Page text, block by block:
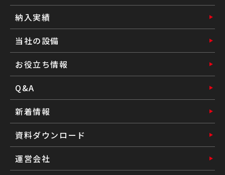
納入実績
当社の設備
お役立ち情報
Q&A
新着情報
資料ダウンロード
運営会社